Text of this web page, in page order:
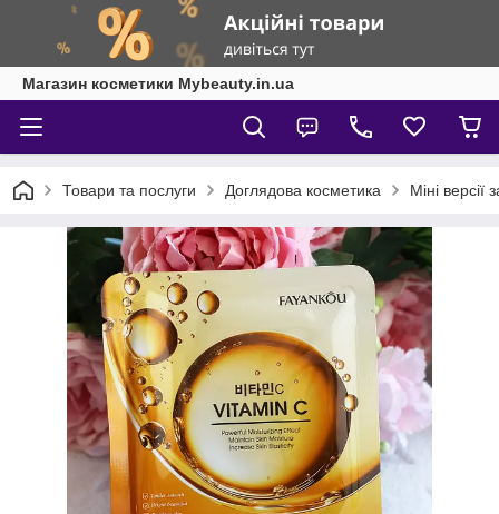
Магазин косметики Mybeauty.in.ua
Товари та послуги Доглядова косметика Міні версії